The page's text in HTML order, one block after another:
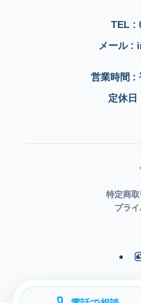
TEL :
メール :
営業時間 :
定休日
特定商
プラ